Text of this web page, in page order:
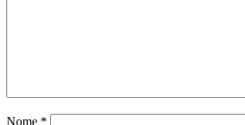
Nome *